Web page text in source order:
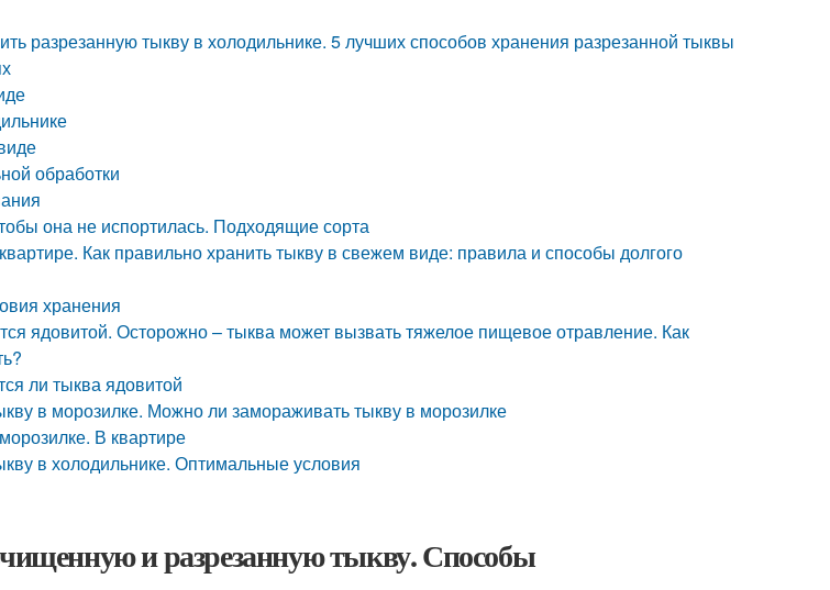
разрезанную тыкву в холодильнике. 5 лучших способов хранения разрезанной тыквы
обработки
она не испортилась. Подходящие сорта
Как правильно хранить тыкву в свежем виде: правила и способы долгого
хранения
ядовитой. Осторожно – тыква может вызвать тяжелое пищевое отравление. Как
ли тыква ядовитой
в морозилке. Можно ли замораживать тыкву в морозилке
В квартире
в холодильнике. Оптимальные условия
и разрезанную тыкву. Способы